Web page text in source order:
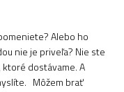
Alebo ho
nie je priveľa? Nie ste
ktoré dostávame. A
Môžem brať